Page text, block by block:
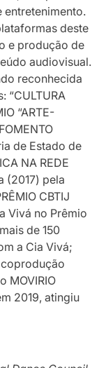
deste
e produção de
audiovisual.
reconhecida
“CULTURA
“ARTE-
de Estado de
NA REDE
(2017) pela
CBTIJ
Vivá no Prêmio
de 150
a Cia Vivá;
MOVIRIO
2019, atingiu